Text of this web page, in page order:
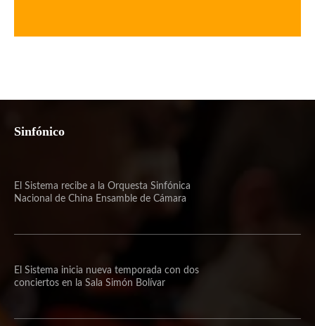
Sinfónico
El Sistema recibe a la Orquesta Sinfónica
Nacional de China Ensamble de Cámara
El Sistema inicia nueva temporada con dos
conciertos en la Sala Simón Bolívar